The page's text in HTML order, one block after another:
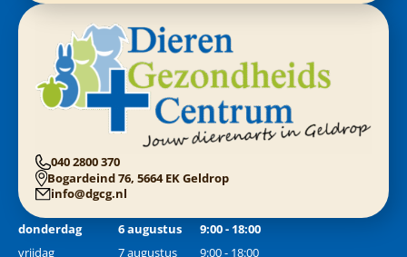
040 2800 370
Bogardeind 76, 5664 EK Geldrop
info@dgcg.nl
donderdag 6 augustus
9:00 - 18:00
vrijdag
7 augustus
9:00 - 18:00